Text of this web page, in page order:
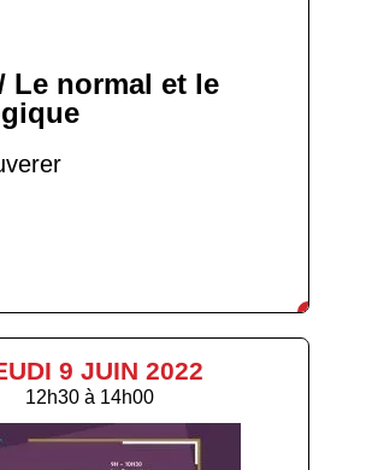
Le normal et le
9 JUIN 2022
12h30 à 14h00